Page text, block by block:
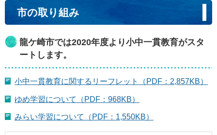
市の取り組み
龍ケ崎市では2020年度より小中一貫教育がスタ
ートします。
小中一貫教育に関するリーフレット（PDF：2,857KB）
ゆめ学習について（PDF：968KB）
みらい学習について（PDF：1,550KB）